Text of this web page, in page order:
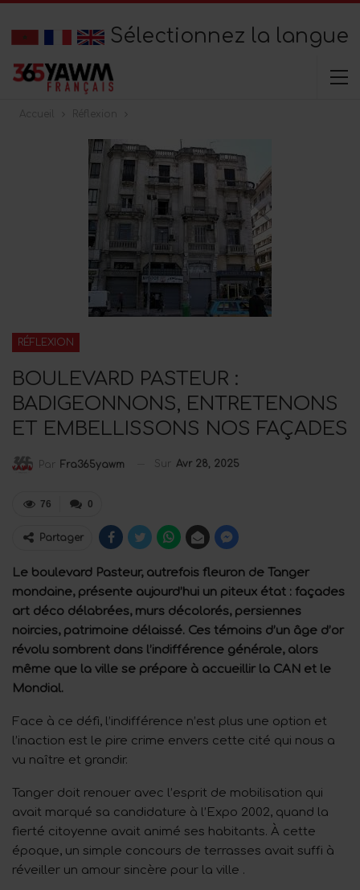
Sélectionnez la langue
Accueil Réflexion
RÉFLEXION
BOULEVARD PASTEUR :
BADIGEONNONS, ENTRETENONS
ET EMBELLISSONS NOS FAÇADES
Par Fra365yawm Sur Avr 28, 2025
0
76
Partager
Le boulevard Pasteur, autrefois fleuron de Tanger
mondaine, présente aujourd’hui un piteux état : façades
art déco délabrées, murs décolorés, persiennes
noircies, patrimoine délaissé. Ces témoins d’un âge d’or
révolu sombrent dans l’indifférence générale, alors
même que la ville se prépare à accueillir la CAN et le
Mondial.
Face à ce défi, l’indifférence n’est plus une option et
l’inaction est le pire crime envers cette cité qui nous a
vu naître et grandir.
Tanger doit renouer avec l’esprit de mobilisation qui
avait marqué sa candidature à l’Expo 2002, quand la
fierté citoyenne avait animé ses habitants. À cette
époque, un simple concours de terrasses avait suffi à
réveiller un amour sincère pour la ville .